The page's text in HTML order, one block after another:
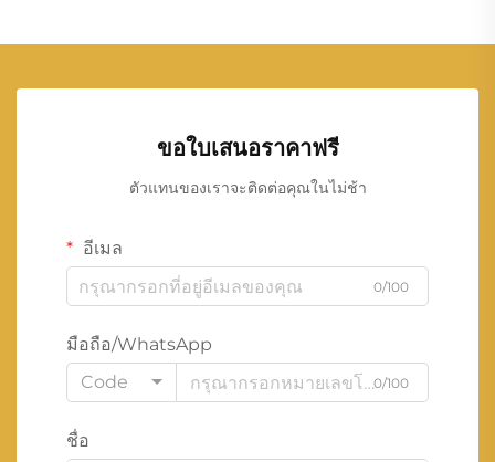
ขอใบเสนอราคาฟรี
ตัวแทนของเราจะติดต่อคุณในไม่ช้า
อีเมล
0/100
มือถือ/WhatsApp
Code
0/100
ชื่อ